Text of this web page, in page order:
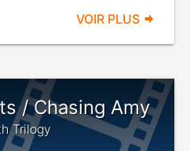
VOIR PLUS
/ Chasing Amy
Trilogy